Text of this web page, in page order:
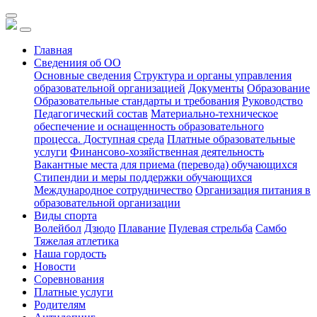
Главная
Сведениия об ОО
Основные сведения Структура и органы управления
образовательной организацией Документы Образование
Образовательные стандарты и требования Руководство
Педагогический состав Материально-техническое
обеспечение и оснащенность образовательного
процесса. Доступная среда Платные образовательные
услуги Финансово-хозяйственная деятельность
Вакантные места для приема (перевода) обучающихся
Стипендии и меры поддержки обучающихся
Международное сотрудничество Организация питания в
образовательной организации
Виды спорта
Волейбол Дзюдо Плавание Пулевая стрельба Самбо
Тяжелая атлетика
Наша гордость
Новости
Соревнования
Платные услуги
Родителям